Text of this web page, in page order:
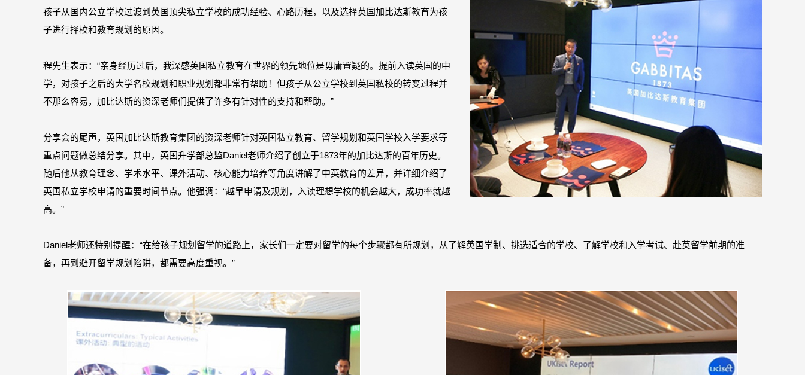
孩子从国内公立学校过渡到英国顶尖私立学校的成功经验、心路历程，以及选择英国加比达斯教育为孩
子进行择校和教育规划的原因。
程先生表示：“亲身经历过后，我深感英国私立教育在世界的领先地位是毋庸置疑的。提前入读英国的中
学，对孩子之后的大学名校规划和职业规划都非常有帮助！但孩子从公立学校到英国私校的转变过程并
不那么容易，加比达斯的资深老师们提供了许多有针对性的支持和帮助。”
分享会的尾声，英国加比达斯教育集团的资深老师针对英国私立教育、留学规划和英国学校入学要求等
重点问题做总结分享。其中，英国升学部总监Daniel老师介绍了创立于1873年的加比达斯的百年历史。
随后他从教育理念、学术水平、课外活动、核心能力培养等角度讲解了中英教育的差异，并详细介绍了
英国私立学校申请的重要时间节点。他强调：“越早申请及规划，入读理想学校的机会越大，成功率就越
高。”
Daniel老师还特别提醒：“在给孩子规划留学的道路上，家长们一定要对留学的每个步骤都有所规划，从了解英国学制、挑选适合的学校、了解学校和入学考试、赴英留学前期的准
备，再到避开留学规划陷阱，都需要高度重视。”